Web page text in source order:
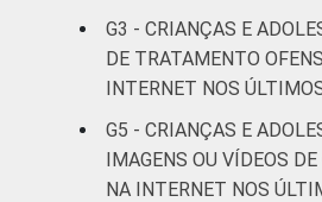
II
Médio
mais
G3 - CRIANÇAS E
DE TRATAMENTO
INTERNET NOS
G5 - CRIANÇAS E
IMAGENS OU VÍDEOS
NA INTERNET NOS